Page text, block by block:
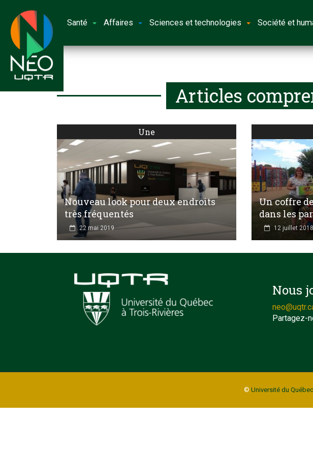
Santé Affaires Sciences et technologies Société et
Articles
Une
Nouveau look pour deux endroits
très fréquentés
22 mai 2019
Un coffre
dans les
12 juillet 2018
Nous
Partagez-
© Université du